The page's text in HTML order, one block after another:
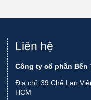
Liên hệ
Công ty cổ phần Bến
Địa chỉ: 39 Chế Lan
HCM